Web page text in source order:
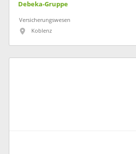
Debeka-Gruppe
Versicherungswesen
Koblenz